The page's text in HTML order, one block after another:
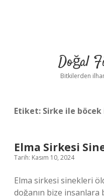
Doğal
Bitkilerden
Etiket: Sirke ile böcek
Elma Sirkesi
Tarih: Kasım 10, 2024
Elma sirkesi sinekleri
doğanın bize insanlara